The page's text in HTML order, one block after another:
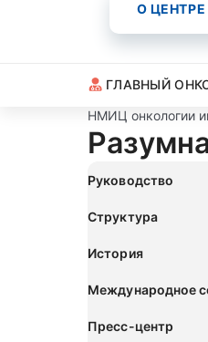
О ЦЕНТРЕ
ГЛАВНЫЙ
НМИЦ онкологии
Руководство
Структура
История
Международное
Пресс-центр